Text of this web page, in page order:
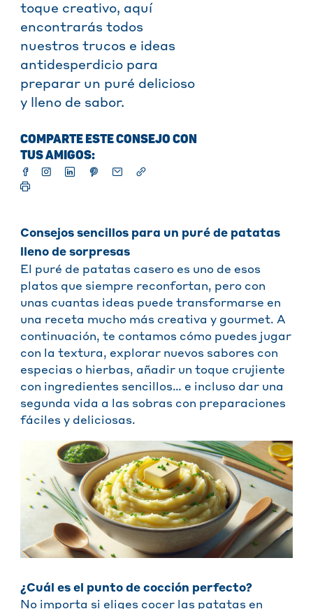
toque creativo, aquí
encontrarás todos
nuestros trucos e ideas
antidesperdicio para
preparar un puré delicioso
y lleno de sabor.
COMPARTE ESTE CONSEJO CON
TUS AMIGOS:
Consejos sencillos para un puré de patatas
lleno de sorpresas
El puré de patatas casero es uno de esos
platos que siempre reconfortan, pero con
unas cuantas ideas puede transformarse en
una receta mucho más creativa y gourmet. A
continuación, te contamos cómo puedes jugar
con la textura, explorar nuevos sabores con
especias o hierbas, añadir un toque crujiente
con ingredientes sencillos… e incluso dar una
segunda vida a las sobras con preparaciones
fáciles y deliciosas.
¿Cuál es el punto de cocción perfecto?
No importa si eliges cocer las patatas en